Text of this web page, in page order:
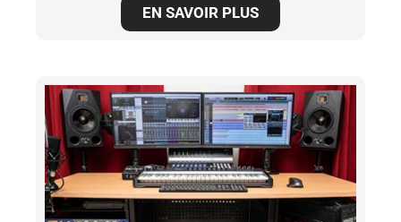
EN SAVOIR PLUS